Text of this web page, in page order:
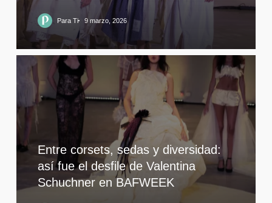
Para Ti 9 marzo, 2026
Entre corsets, sedas y diversidad:
así fue el desfile de Valentina
Schuchner en BAFWEEK